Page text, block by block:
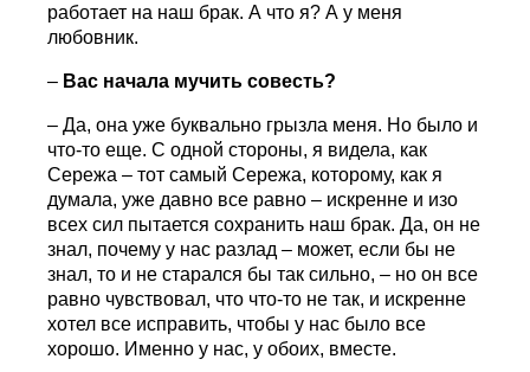
работает на наш брак. А что я? А у меня
любовник.
– Вас начала мучить совесть?
– Да, она уже буквально грызла меня. Но было и
что-то еще. С одной стороны, я видела, как
Сережа – тот самый Сережа, которому, как я
думала, уже давно все равно – искренне и изо
всех сил пытается сохранить наш брак. Да, он не
знал, почему у нас разлад – может, если бы не
знал, то и не старался бы так сильно, – но он все
равно чувствовал, что что-то не так, и искренне
хотел все исправить, чтобы у нас было все
хорошо. Именно у нас, у обоих, вместе.